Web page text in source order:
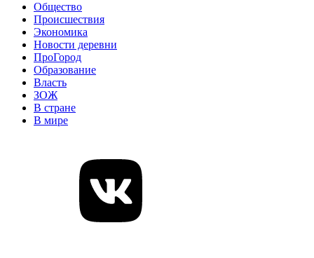
Общество
Происшествия
Экономика
Новости деревни
ПроГород
Образование
Власть
ЗОЖ
В стране
В мире